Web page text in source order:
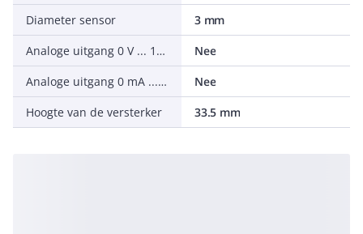
Diameter sensor
3 mm
Analoge uitgang 0 V ... 10 V
Nee
Analoge uitgang 0 mA ... 20 mA
Nee
Hoogte van de versterker
33.5 mm